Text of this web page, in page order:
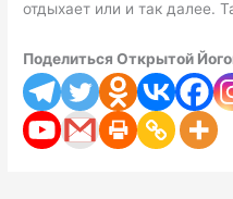
отдыхает или и так далее.
Поделиться Открытой